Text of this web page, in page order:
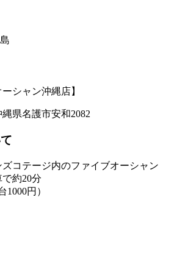
ーシャン沖縄店】
県名護市安和2082
コテージ内のファイブオーシャン
約20分
1000円）